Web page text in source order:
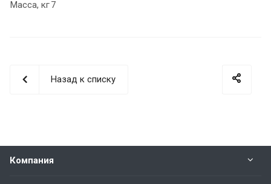
Масса, кг7
Назад к списку
Компания